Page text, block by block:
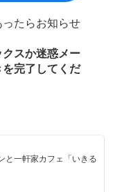
ったらお知らせ
スか迷惑メー
完了してくだ
と一軒家カフェ「いきる